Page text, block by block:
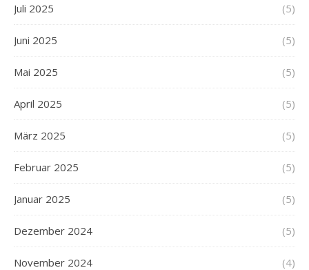
Juli 2025 (5)
Juni 2025 (5)
Mai 2025 (5)
April 2025 (5)
März 2025 (5)
Februar 2025 (5)
Januar 2025 (5)
Dezember 2024 (5)
November 2024 (4)